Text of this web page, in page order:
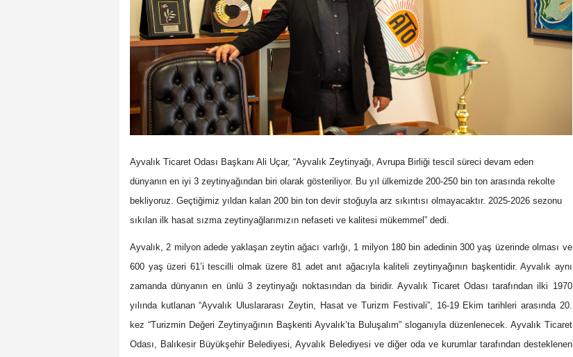
Ayvalık Ticaret Odası Başkanı Ali Uçar, “Ayvalık Zeytinyağı, Avrupa Birliği tescil süreci devam eden
dünyanın en iyi 3 zeytinyağından biri olarak gösteriliyor. Bu yıl ülkemizde 200-250 bin ton arasında rekolte
bekliyoruz. Geçtiğimiz yıldan kalan 200 bin ton devir stoğuyla arz sıkıntısı olmayacaktır. 2025-2026 sezonu
sıkılan ilk hasat sızma zeytinyağlarımızın nefaseti ve kalitesi mükemmel” dedi.
Ayvalık, 2 milyon adede yaklaşan zeytin ağacı varlığı, 1 milyon 180 bin adedinin 300 yaş üzerinde olması ve
600 yaş üzeri 61’i tescilli olmak üzere 81 adet anıt ağacıyla kaliteli zeytinyağının başkentidir. Ayvalık aynı
zamanda dünyanın en ünlü 3 zeytinyağı noktasından da biridir. Ayvalık Ticaret Odası tarafından ilki 1970
yılında kutlanan “Ayvalık Uluslararası Zeytin, Hasat ve Turizm Festivali”, 16-19 Ekim tarihleri arasında 20.
kez “Turizmin Değeri Zeytinyağının Başkenti Ayvalık’ta Buluşalım” sloganıyla düzenlenecek. Ayvalık Ticaret
Odası, Balıkesir Büyükşehir Belediyesi, Ayvalık Belediyesi ve diğer oda ve kurumlar tarafından desteklenen